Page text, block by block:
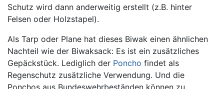
Schutz wird dann anderweitig erstellt (z.B. hinter
Felsen oder Holzstapel).
Als Tarp oder Plane hat dieses Biwak einen ähnlichen
Nachteil wie der Biwaksack: Es ist ein zusätzliches
Gepäckstück. Lediglich der Poncho findet als
Regenschutz zusätzliche Verwendung. Und die